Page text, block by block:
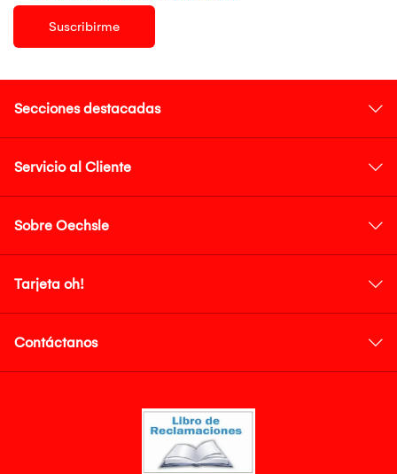
Suscribirme
Secciones destacadas
Servicio al Cliente
Sobre Oechsle
Tarjeta oh!
Contáctanos